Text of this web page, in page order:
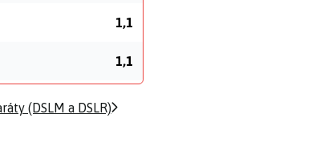
1,1
1,1
(DSLM a DSLR)